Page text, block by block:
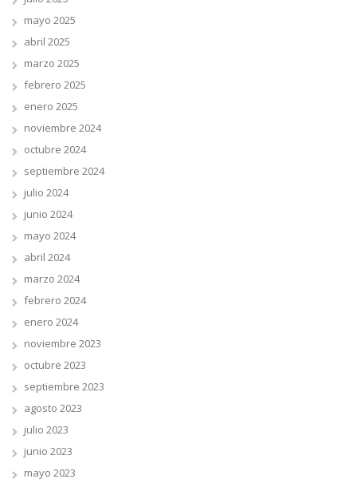
mayo 2025
abril 2025
marzo 2025
febrero 2025
enero 2025
noviembre 2024
octubre 2024
septiembre 2024
julio 2024
junio 2024
mayo 2024
abril 2024
marzo 2024
febrero 2024
enero 2024
noviembre 2023
octubre 2023
septiembre 2023
agosto 2023
julio 2023
junio 2023
mayo 2023